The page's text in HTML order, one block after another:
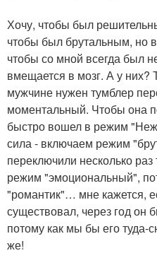
Хочу, чтобы был
чтобы был брутальным, но
чтобы со мной всегда был
вмещается в мозг. А у них?
мужчине нужен тумблер
моментальный. Чтобы она
быстро вошел в режим
сила - включаем режим
переключили несколько
режим "эмоциональный",
"романтик"… мне кажется,
существовал, через год он
потому как мы бы его
же!